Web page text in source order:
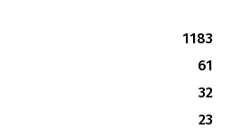
1183
61
32
23